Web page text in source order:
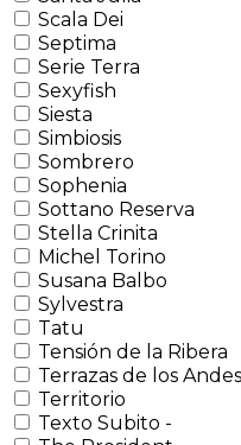
Scala Dei
Septima
Serie Terra
Sexyfish
Siesta
Simbiosis
Sombrero
Sophenia
Sottano Reserva
Stella Crinita
Michel Torino
Susana Balbo
Sylvestra
Tatu
Tensión de la Ribera
Terrazas de los Andes
Territorio
Texto Subito -